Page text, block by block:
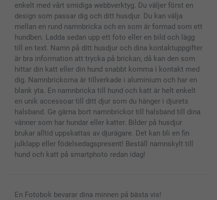
enkelt med vårt smidiga webbverktyg. Du väljer först en
design som passar dig och ditt husdjur. Du kan välja
mellan en rund namnbricka och en som är formad som ett
hundben. Ladda sedan upp ett foto eller en bild och lägg
till en text. Namn på ditt husdjur och dina kontaktuppgifter
är bra information att trycka på brickan, då kan den som
hittar din katt eller din hund snabbt komma i kontakt med
dig. Namnbrickorna är tillverkade i aluminium och har en
blank yta. En namnbricka till hund och katt är helt enkelt
en unik accessoar till ditt djur som du hänger i djurets
halsband. Ge gärna bort namnbrickor till halsband till dina
vänner som har hundar eller katter. Bilder på husdjur
brukar alltid uppskattas av djurägare. Det kan bli en fin
julklapp eller födelsedagspresent! Beställ namnskylt till
hund och katt på smartphoto redan idag!
En Fotobok bevarar dina minnen på bästa vis!